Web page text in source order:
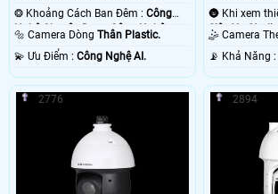
❂ Khoảng Cách Ban Đêm : Công
Nghệ Chuyên Dụng Công Nghệ
🔩 Camera Dòng Thân Plastic.
️💫 Ưu Điểm : Công Nghệ AI.
Siêu Xa
🤹 Camera
️📡
2776 2894